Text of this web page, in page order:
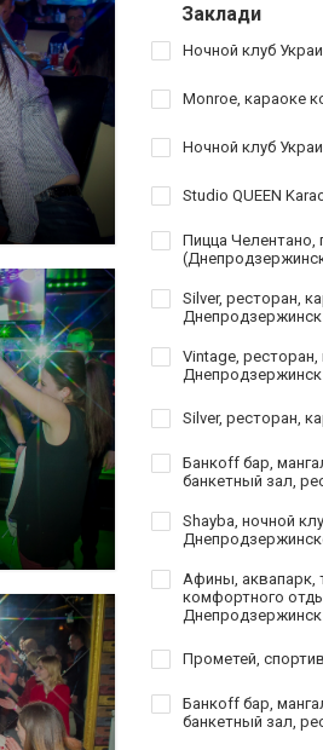
Заклади
Ночной клуб
Monroe, караоке
Ночной клуб
Studio QUEEN
Пицца Челентано,
Silver, ресторан,
Днепродзержинск
Vintage, ресторан,
Днепродзержинск
Silver, ресторан,
Банкoff бар,
банкетный зал,
Shayba, ночной
Афины, аквапарк,
комфортного
Днепродзержинск
Прометей,
Банкoff бар,
банкетный зал,